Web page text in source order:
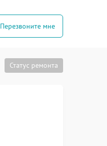
Перезвоните мне
Статус ремонта